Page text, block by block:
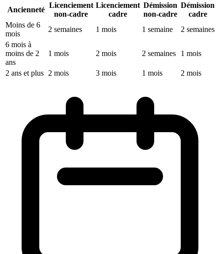
Ancienneté
Licenciement
non-cadre
Licenciement
cadre
Démission
non-cadre
Démission
cadre
Moins de 6
mois
2 semaines 1 mois 1 semaine
2 semaines
6 mois à
moins de 2
ans
1 mois 2 mois 2 semaines 1 mois
2 ans et plus 2 mois 3 mois 1 mois 2 mois